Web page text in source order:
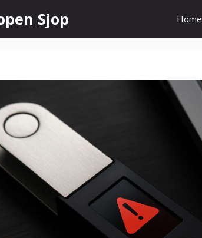
Sjop Home